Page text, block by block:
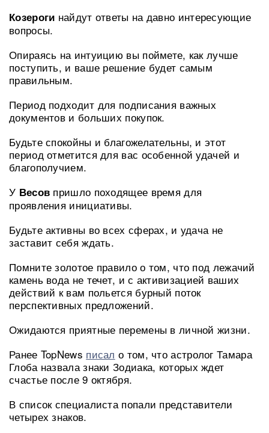
Козероги найдут ответы на давно интересующие
вопросы.
Опираясь на интуицию вы поймете, как лучше
поступить, и ваше решение будет самым
правильным.
Период подходит для подписания важных
документов и больших покупок.
Будьте спокойны и благожелательны, и этот
период отметится для вас особенной удачей и
благополучием.
У Весов пришло походящее время для
проявления инициативы.
Будьте активны во всех сферах, и удача не
заставит себя ждать.
Помните золотое правило о том, что под лежачий
камень вода не течет, и с активизацией ваших
действий к вам польется бурный поток
перспективных предложений.
Ожидаются приятные перемены в личной жизни.
Ранее TopNews писал о том, что астролог Тамара
Глоба назвала знаки Зодиака, которых ждет
счастье после 9 октября.
В список специалиста попали представители
четырех знаков.